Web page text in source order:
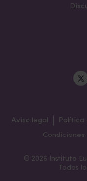
Aviso legal Política
© 2026 Instituto
Todos